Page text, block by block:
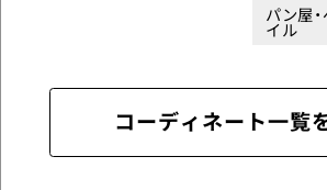
パン屋
イル
コーディネート一覧